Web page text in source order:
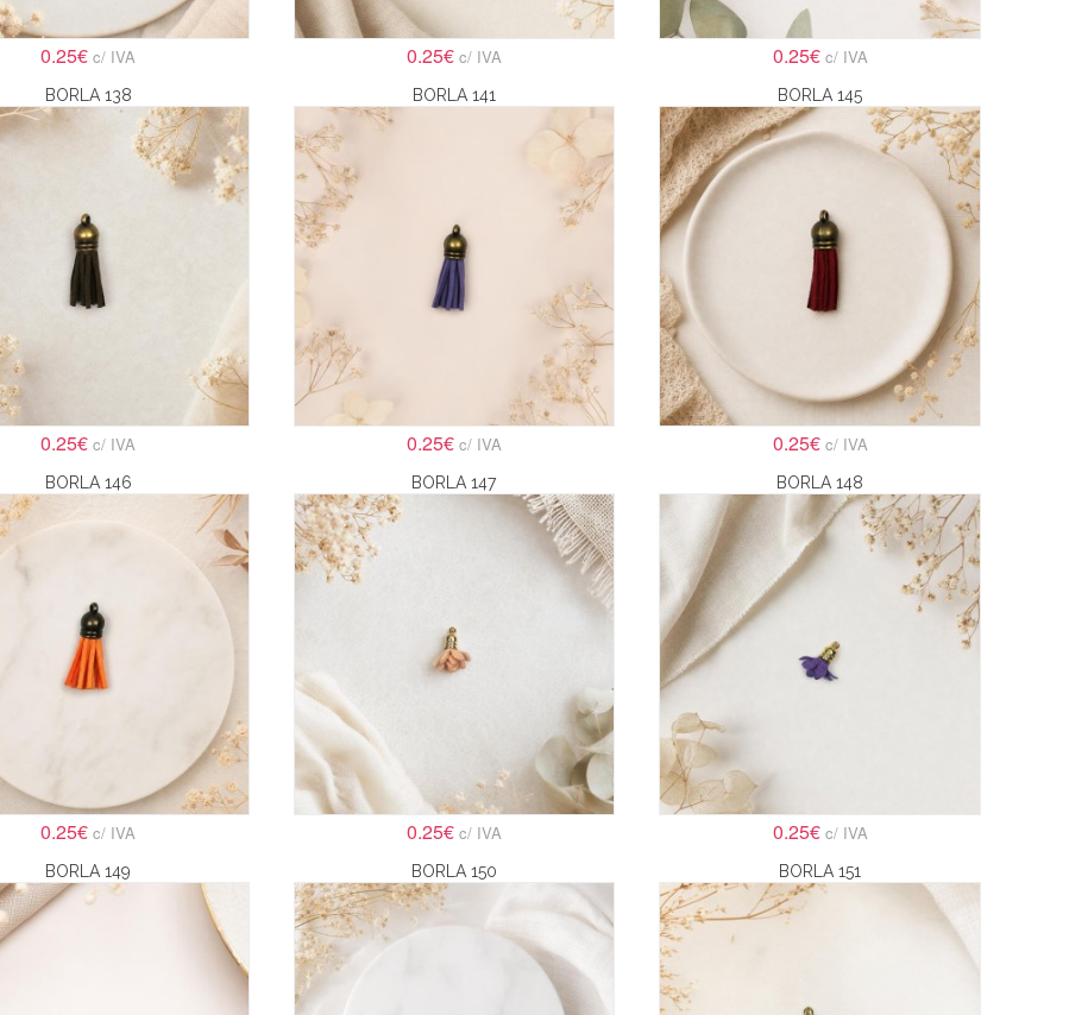
0.25€c/ IVA 0.25€ c/ IVA 0.25€ c/ IVA
BORLA 138
0.25€c/ IVA
BORLA 141
0.25€ c/ IVA
BORLA 145
0.25€ c/ IVA
BORLA 146
0.25€c/ IVA
BORLA 147
0.25€ c/ IVA
BORLA 148
0.25€ c/ IVA
BORLA 149 BORLA 150 BORLA 151